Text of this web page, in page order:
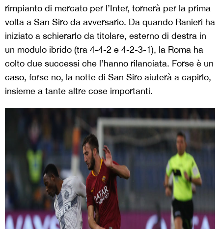
rimpianto di mercato per l’Inter, tornerà per la prima
volta a San Siro da avversario. Da quando Ranieri ha
iniziato a schierarlo da titolare, esterno di destra in
un modulo ibrido (tra 4-4-2 e 4-2-3-1), la Roma ha
colto due successi che l’hanno rilanciata. Forse è un
caso, forse no, la notte di San Siro aiuterà a capirlo,
insieme a tante altre cose importanti.